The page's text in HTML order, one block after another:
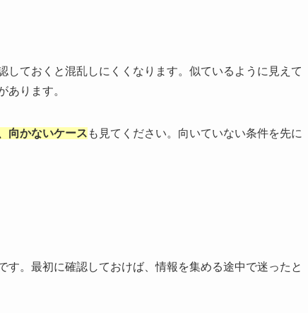
ておくと混乱しにくくなります。似ているように見えて
あります。
向かないケース も見てください。向いていない条件を先に
。最初に確認しておけば、情報を集める途中で迷ったと